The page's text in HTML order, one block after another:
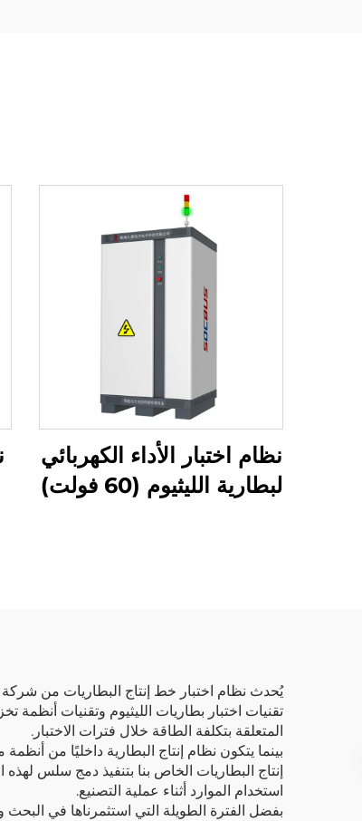
نظام اختبار الأداء الكهربائي
لبطارية الليثيوم (60 فولت)
تقنيات اختبار بطاريات الليثيوم وتقنيات أنظمة
المتعلقة بتكلفة الطاقة خلال فترات الاختبار.
بينما يتكون نظام إنتاج البطارية داخليًا من
إنتاج البطاريات الخاص بنا بتنفيذ دمج سلس
استخدام الموارد أثناء عملية التصنيع.
بفضل الفترة الطويلة التي استثمرناها في